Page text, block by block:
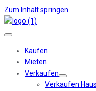
Zum Inhalt springen
Kaufen
Mieten
Verkaufen
Verkaufen Haus